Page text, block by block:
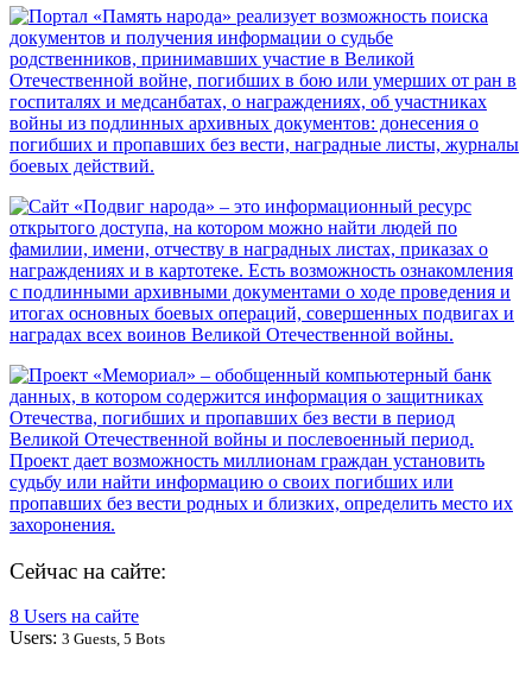
Сейчас на сайте:
8 Users на сайте
Users: 3 Guests, 5 Bots